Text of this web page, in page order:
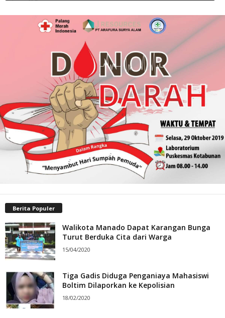
Berita Populer
Walikota Manado Dapat Karangan Bunga
Turut Berduka Cita dari Warga
15/04/2020
Tiga Gadis Diduga Penganiaya Mahasiswi
Boltim Dilaporkan ke Kepolisian
18/02/2020